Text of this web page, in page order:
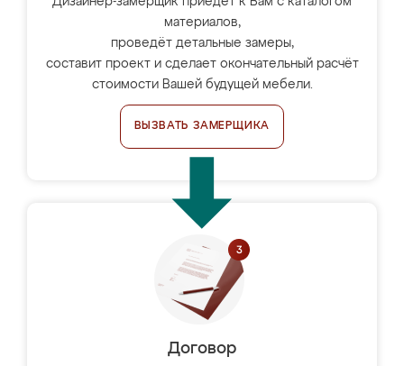
материалов,
проведёт детальные замеры,
составит проект и сделает окончательный расчёт
стоимости Вашей будущей мебели.
ВЫЗВАТЬ ЗАМЕРЩИКА
Договор